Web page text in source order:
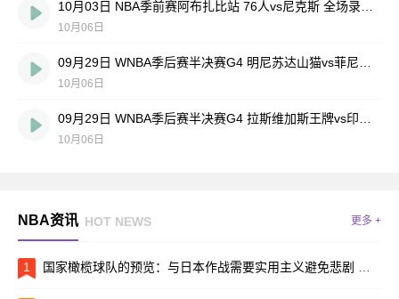
10月06日
10月06日
10月06日
NBA资讯 HOT NEWS 更多 +
1 国家橄榄球队的预览：与日本作战需要实用主义避免悲剧 更多的新移民可能欢迎他们的首次亮相